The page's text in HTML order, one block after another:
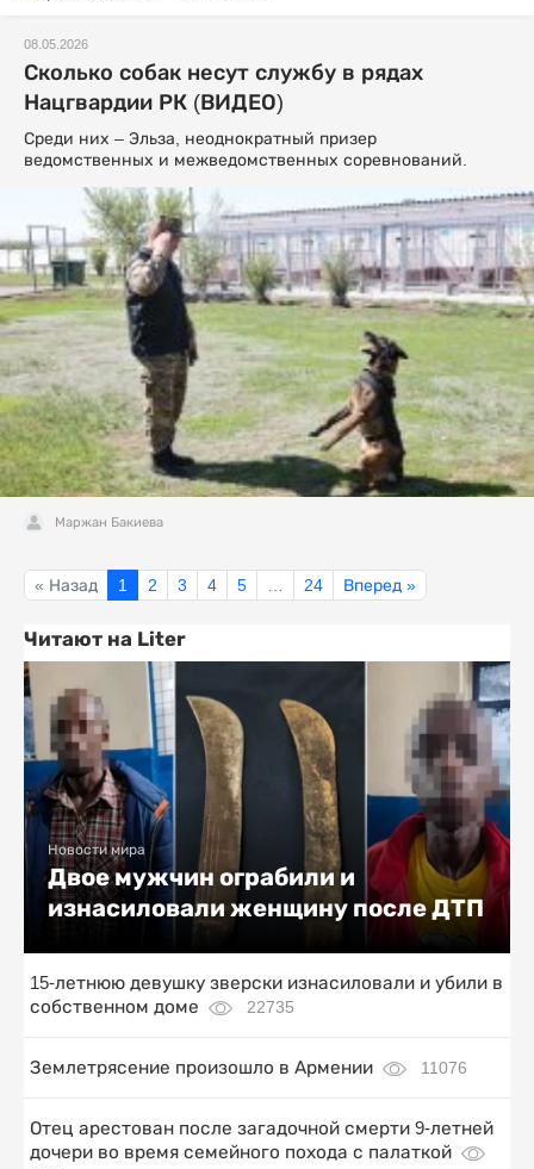
08.05.2026
Сколько собак несут службу в рядах
Нацгвардии РК (ВИДЕО)
Среди них – Эльза, неоднократный призер
ведомственных и межведомственных соревнований.
Маржан Бакиева
« Назад 1 2 3 4 5 24 Вперед »
Читают на Liter
Новости мира
Двое мужчин ограбили и
изнасиловали женщину после ДТП
15-летнюю девушку зверски изнасиловали и убили в
собственном доме
22735
Землетрясение произошло в Армении 11076
Отец арестован после загадочной смерти 9-летней
дочери во время семейного похода с палаткой